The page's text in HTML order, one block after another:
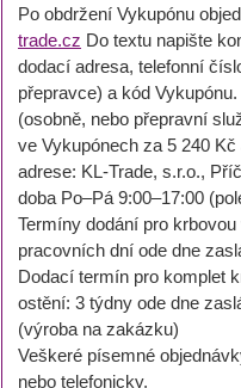
Po obdržení Vykupónu
trade.cz Do textu napište
dodací adresa, telefonní
přepravce) a kód
(osobně, nebo přepravní
ve Vykupónech za 5 240
adrese: KL-Trade, s.r.o.,
doba Po–Pá 9:00–17:00
Termíny dodání pro
pracovních dní ode dne
Dodací termín pro komplet
ostění: 3 týdny ode dne
(výroba na zakázku)
Veškeré písemné
nebo telefonicky.